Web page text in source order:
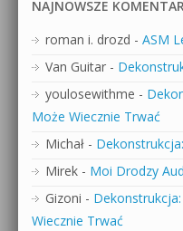
NAJNOWSZE
roman i. drozd - ASM
Van Guitar -
youlosewithme -
Może Wiecznie Trwać
Michał -
Mirek - Moi Drodzy
Gizoni -
Wiecznie Trwać